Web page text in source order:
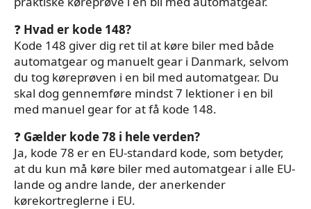
❓ Hvad er kode 148?
Kode 148 giver dig ret til at køre biler med både
automatgear og manuelt gear i Danmark, selvom
du tog køreprøven i en bil med automatgear. Du
skal dog gennemføre mindst 7 lektioner i en bil
med manuel gear for at få kode 148.
❓ Gælder kode 78 i hele verden?
Ja, kode 78 er en EU-standard kode, som betyder,
at du kun må køre biler med automatgear i alle EU-
lande og andre lande, der anerkender
kørekortreglerne i EU.